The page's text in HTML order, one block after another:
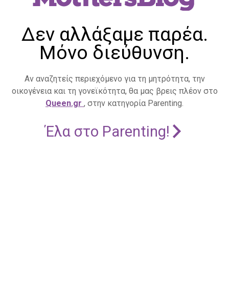
Δεν αλλάξαμε παρέα.
Μόνο διεύθυνση.
Αν αναζητείς περιεχόμενο για τη μητρότητα, την
οικογένεια και τη γονεϊκότητα, θα μας βρεις πλέον στο
Queen.gr , στην κατηγορία Parenting.
Έλα στο Parenting!